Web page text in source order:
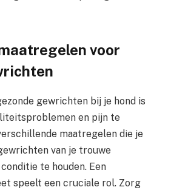
voor
gewrichten bij je hond is
en pijn te
maatregelen die je
van je trouwe
te houden. Een
speelt een cruciale rol. Zorg